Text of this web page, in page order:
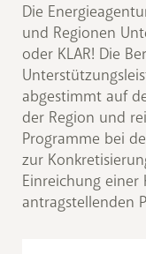
Die
und Regionen
oder KLAR! Die
abgestimmt auf
der Region und
Programme bei
zur
Einreichung einer
antragstellenden